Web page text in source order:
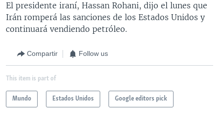
El presidente iraní, Hassan Rohani, dijo el lunes que
Irán romperá las sanciones de los Estados Unidos y
continuará vendiendo petróleo.
Compartir Follow us
This item is part of
Mundo Estados Unidos Google editors pick